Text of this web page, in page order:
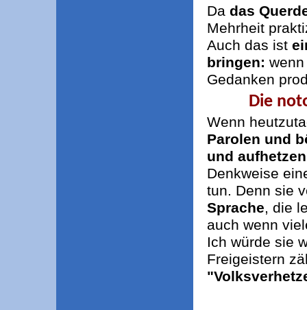
Da das
Mehrheit
Auch das ist
bringen:
Gedanken
Die
Wenn
Parolen und
und
Denkweise
tun. Denn sie
Sprache, die
auch wenn
Ich würde sie
Freigeistern